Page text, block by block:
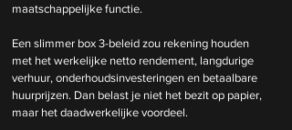
maatschappelijke functie.
Een slimmer box 3-beleid zou rekening houden
met het werkelijke netto rendement, langdurige
verhuur, onderhoudsinvesteringen en betaalbare
huurprijzen. Dan belast je niet het bezit op papier,
maar het daadwerkelijke voordeel.